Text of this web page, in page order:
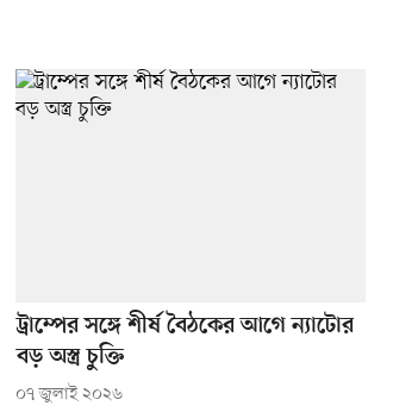
ট্রাম্পের সঙ্গে শীর্ষ বৈঠকের আগে ন্যাটোর
বড় অস্ত্র চুক্তি
০৭ জুলাই ২০২৬